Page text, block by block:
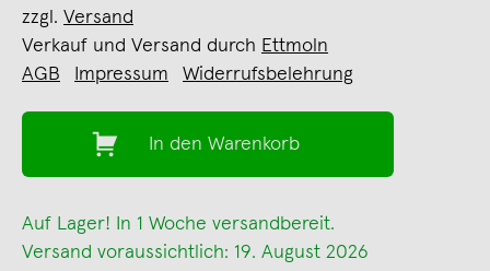
zzgl. Versand
Verkauf und Versand durch Ettmoln
AGB
Impressum Widerrufsbelehrung
In den Warenkorb
Auf Lager! In 1 Woche versandbereit.
Versand voraussichtlich: 19. August 2026